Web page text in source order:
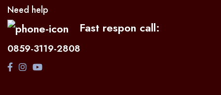
Need help
Fast respon call:
0859-3119-2808